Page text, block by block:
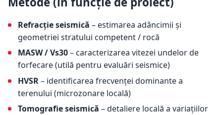
Refracție seismică – estimarea adâncimii și
geometriei stratului competent / rocă
MASW / Vs30– caracterizarea vitezei undelor de
forfecare (utilă pentru evaluări seismice)
HVSR– identificarea frecvenței dominante a
terenului (microzonare locală)
Tomografie seismică – detaliere locală a variațiilor